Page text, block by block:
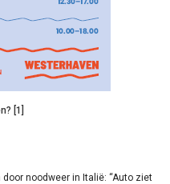
[1]
noodweer in Italië: “Auto ziet